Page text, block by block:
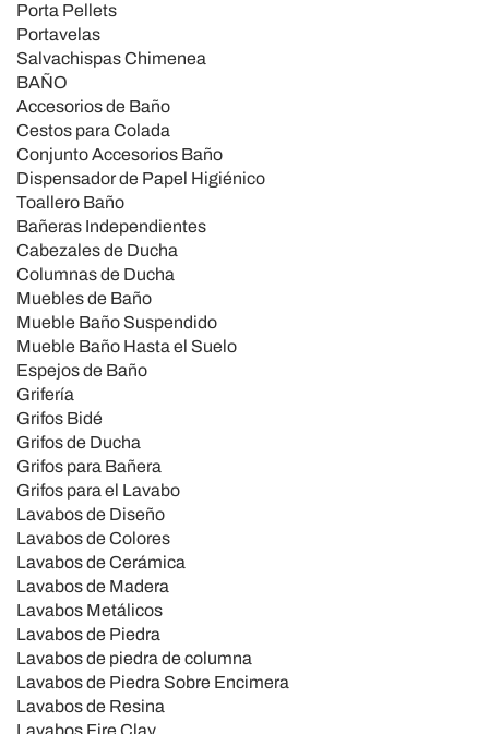
Porta Pellets
Portavelas
Salvachispas Chimenea
BAÑO
Accesorios de Baño
Cestos para Colada
Conjunto Accesorios Baño
Dispensador de Papel Higiénico
Toallero Baño
Bañeras Independientes
Cabezales de Ducha
Columnas de Ducha
Muebles de Baño
Mueble Baño Suspendido
Mueble Baño Hasta el Suelo
Espejos de Baño
Grifería
Grifos Bidé
Grifos de Ducha
Grifos para Bañera
Grifos para el Lavabo
Lavabos de Diseño
Lavabos de Colores
Lavabos de Cerámica
Lavabos de Madera
Lavabos Metálicos
Lavabos de Piedra
Lavabos de piedra de columna
Lavabos de Piedra Sobre Encimera
Lavabos de Resina
Lavabos Fire Clay